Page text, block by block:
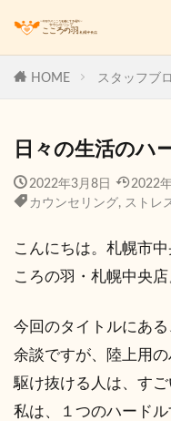
HOME スタッフブ
日々の生活のハ
2022年3月8日 2022
カウンセリング, ストレ
こんにちは。札幌市
ころの羽・札幌中央店
今回のタイトルにある
余談ですが、陸上用
駆け抜ける人は、すご
私は、１つのハードル